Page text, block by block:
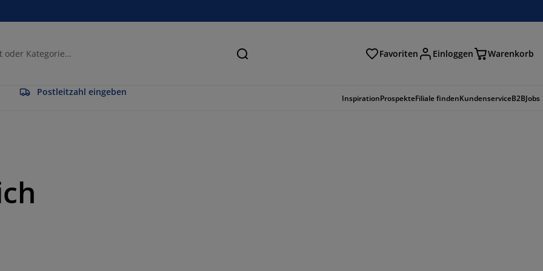
Suchen Favoriten Einloggen Warenkorb
Postleitzahl eingeben
InspirationProspekteFiliale findenKundenserviceB2BJobs